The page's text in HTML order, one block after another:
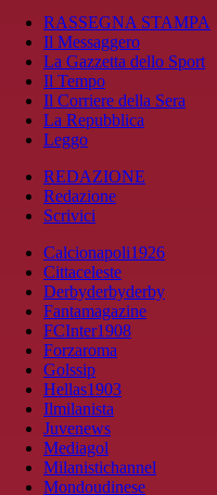
RASSEGNA STAMPA
Il Messaggero
La Gazzetta dello Sport
Il Tempo
Il Corriere della Sera
La Repubblica
Leggo
REDAZIONE
Redazione
Scrivici
Calcionapoli1926
Cittaceleste
Derbyderbyderby
Fantamagazine
FCInter1908
Forzaroma
Golssip
Hellas1903
Ilmilanista
Juvenews
Mediagol
Milanistichannel
Mondoudinese